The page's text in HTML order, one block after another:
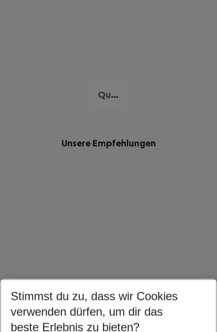
Quebec
Unsere Empfehlungen
Stimmst du zu, dass wir Cookies
verwenden dürfen, um dir das
beste Erlebnis zu bieten?